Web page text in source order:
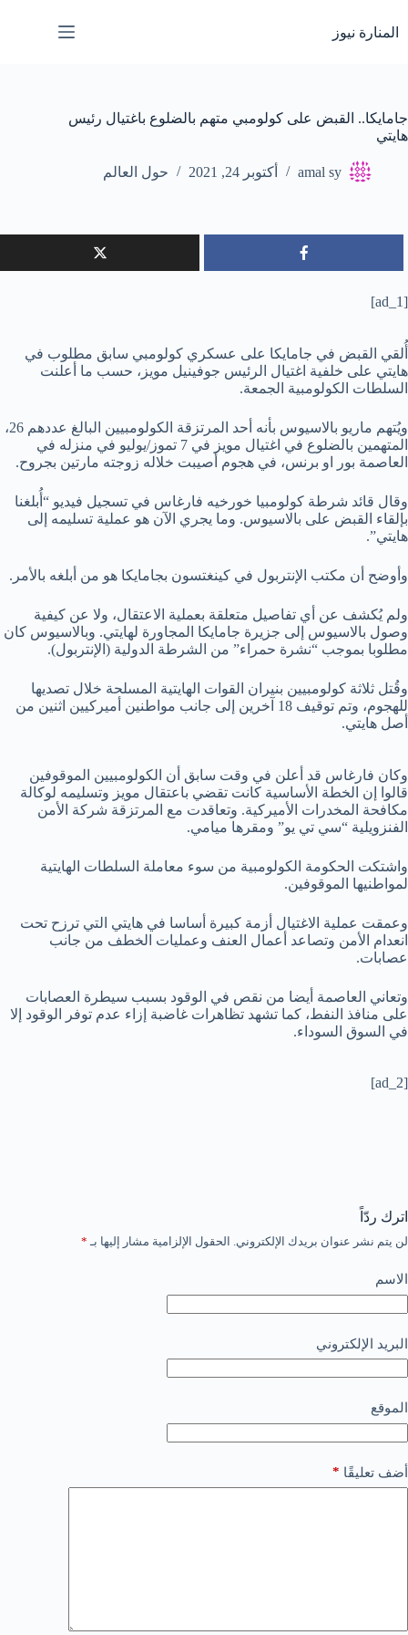
إلى
المحتوى
المنارة نيوز
جامايكا.. القبض على كولومبي متهم بالضلوع باغتيال رئيس
هايتي
amal sy أكتوبر 24, 2021 حول العالم
[ad_1]
أُلقي القبض في جامايكا على عسكري كولومبي سابق مطلوب في
هايتي على خلفية اغتيال الرئيس جوفينيل مويز، حسب ما أعلنت
السلطات الكولومبية الجمعة.
ويُتهم ماريو بالاسيوس بأنه أحد المرتزقة الكولومبيين البالغ عددهم 26،
المتهمين بالضلوع في اغتيال مويز في 7 تموز/يوليو في منزله في
العاصمة بور او برنس، في هجوم أصيبت خلاله زوجته مارتين بجروح.
وقال قائد شرطة كولومبيا خورخيه فارغاس في تسجيل فيديو “أُبلغنا
بإلقاء القبض على بالاسيوس. وما يجري الآن هو عملية تسليمه إلى
هايتي”.
وأوضح أن مكتب الإنتربول في كينغتسون بجامايكا هو من أبلغه بالأمر.
ولم يُكشف عن أي تفاصيل متعلقة بعملية الاعتقال، ولا عن كيفية
وصول بالاسيوس إلى جزيرة جامايكا المجاورة لهايتي. وبالاسيوس كان
مطلوبا بموجب “نشرة حمراء” من الشرطة الدولية (الإنتربول).
وقُتل ثلاثة كولومبيين بنيران القوات الهايتية المسلحة خلال تصديها
للهجوم، وتم توقيف 18 آخرين إلى جانب مواطنين أميركيين اثنين من
أصل هايتي.
وكان فارغاس قد أعلن في وقت سابق أن الكولومبيين الموقوفين
قالوا إن الخطة الأساسية كانت تقضي باعتقال مويز وتسليمه لوكالة
مكافحة المخدرات الأميركية. وتعاقدت مع المرتزقة شركة الأمن
الفنزويلية “سي تي يو” ومقرها ميامي.
واشتكت الحكومة الكولومبية من سوء معاملة السلطات الهايتية
لمواطنيها الموقوفين.
وعمقت عملية الاغتيال أزمة كبيرة أساسا في هايتي التي ترزح تحت
انعدام الأمن وتصاعد أعمال العنف وعمليات الخطف من جانب
عصابات.
وتعاني العاصمة أيضا من نقص في الوقود بسبب سيطرة العصابات
على منافذ النفط، كما تشهد تظاهرات غاضبة إزاء عدم توفر الوقود إلا
في السوق السوداء.
[ad_2]
اترك ردّاً
لن يتم نشر عنوان بريدك الإلكتروني. الحقول الإلزامية مشار إليها بـ *
الاسم
البريد الإلكتروني
الموقع
أضف تعليقًا *